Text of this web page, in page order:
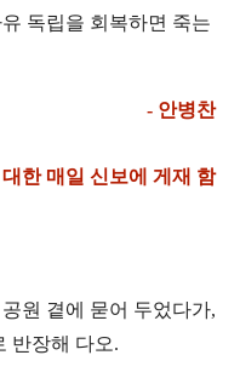
독립을 회복하면 죽는
- 안병찬
대한 매일 신보에 게재 함
원 곁에 묻어 두었다가,
반장해 다오.